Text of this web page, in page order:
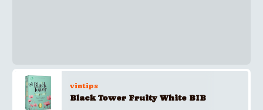
vintips
Black Tower Fruity White BIB